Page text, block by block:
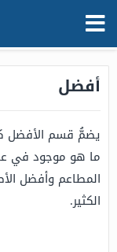
أفضل
يضمُّ قسم الأفضل
ما هو موجود في
المطاعم وأفضل
الكثير.